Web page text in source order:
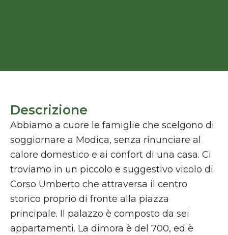
Descrizione
Abbiamo a cuore le famiglie che scelgono di
soggiornare a Modica, senza rinunciare al
calore domestico e ai confort di una casa. Ci
troviamo in un piccolo e suggestivo vicolo di
Corso Umberto che attraversa il centro
storico proprio di fronte alla piazza
principale. Il palazzo è composto da sei
appartamenti. La dimora è del 700, ed è